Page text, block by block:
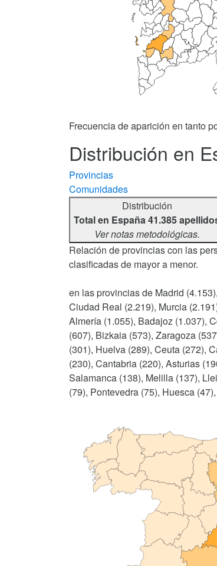
Frecuencia de aparición en tanto
Distribución en
Provincias
Comunidades
Distribución
Total en España 41.385
Ver notas metodológicas.
Relación de provincias con las
clasificadas de mayor a menor.
en las provincias de Madrid
Ciudad Real (2.219), Murcia
Almería (1.055), Badajoz (1.037),
(607), Bizkaia (573), Zaragoza
(301), Huelva (289), Ceuta (272),
(230), Cantabria (220), Asturias
Salamanca (138), Melilla (137),
(79), Pontevedra (75), Huesca